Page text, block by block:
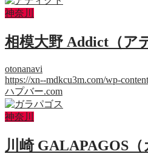
神奈川
相模大野 Addict（ア
otonanavi
https://xn--mdkcu3m.com/wp-
ハプバー.com
神奈川
川崎 GALAPAGOS（